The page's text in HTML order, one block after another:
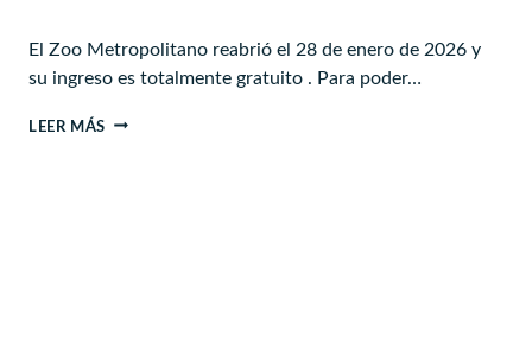
El Zoo Metropolitano reabrió el 28 de enero de 2026 y
su ingreso es totalmente gratuito . Para poder…
LEER MÁS ZOOLOGICO